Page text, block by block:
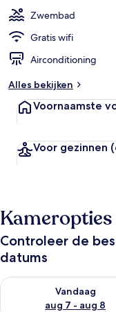
Zwembad
Gratis wifi
Airconditioning
Alles bekijken
Voornaamste
Voor gezinnen
Kameropties
Controleer de
datums
Vandaag
aug 7 - aug 8
De beschikbaarheid